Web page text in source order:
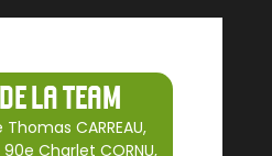
LA TEAM
Thomas CARREAU,
90e Charlet CORNU,